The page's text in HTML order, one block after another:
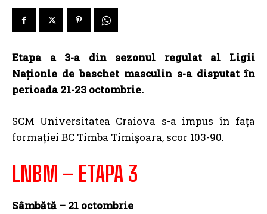
Etapa a 3-a din sezonul regulat al Ligii
Naționle de baschet masculin s-a disputat în
perioada 21-23 octombrie.
SCM Universitatea Craiova s-a impus în fața
formației BC Timba Timișoara, scor 103-90.
LNBM – ETAPA 3
Sâmbătă – 21 octombrie